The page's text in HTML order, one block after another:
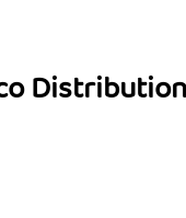
Distribution